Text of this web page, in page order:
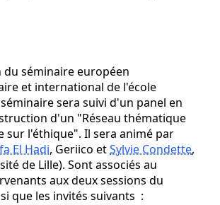
du séminaire européen
et international de l'école
sera suivi d'un panel en
d'un "Réseau thématique
sur l'éthique". Il sera animé par
El Hadi, Geriico etSylvie Condette,
de Lille). Sont associés au
aux deux sessions du
que les invités suivants :